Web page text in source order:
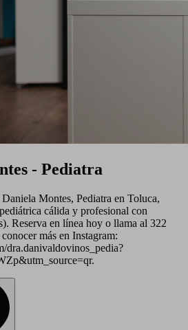
- Pediatra
Montes, Pediatra en Toluca,
cálida y profesional con
Reserva en línea hoy o llama al 322
más en Instagram:
dra.danivaldovinos_pedia?